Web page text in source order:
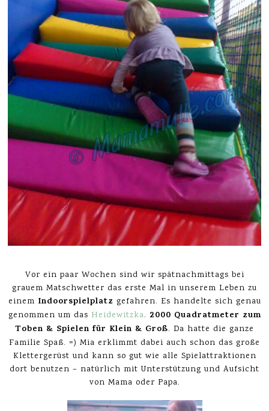
Vor ein paar Wochen sind wir spätnachmittags bei
grauem Matschwetter das erste Mal in unserem Leben zu
einem Indoorspielplatz gefahren. Es handelte sich genau
genommen um das Heidewitzka. 2000 Quadratmeter zum
Toben & Spielen für Klein & Groß. Da hatte die ganze
Familie Spaß. =) Mia erklimmt dabei auch schon das große
Klettergerüst und kann so gut wie alle Spielattraktionen
dort benutzen – natürlich mit Unterstützung und Aufsicht
von Mama oder Papa.